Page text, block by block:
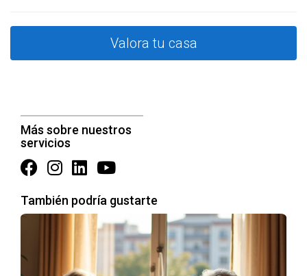
promocionar tu propiedad, incluyendo redes sociales,
sitios web inmobiliarios y agencias locales.
Visitas Virtuales:En la era digital, ofrecer visitas
Colaboración con un Agente Inmobiliario:
agente especializado en la zona puede ofrecerte un
conocimiento profundo del mercado, ayudándote a
maximizar la visibilidad de tu propiedad.
"Los casos de éxito demuestran que una buena
preparación, estrategia y el uso de recursos
adecuados pueden resultar en ventas rápidas y
Valora tu casa
Más sobre nuestros
servicios
También podría gustarte